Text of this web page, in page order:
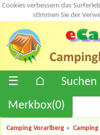
Cookies verbessern das
stimmen Sie der
☰ ⌂ Suchen
Merkbox(0)
Camping Vorarlberg » Camping